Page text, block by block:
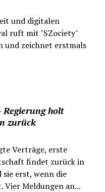
und digitalen
ruft mit "SZociety"
und zeichnet erstmals
Regierung holt
zurück
Verträge, erste
findet zurück in
erst, wenn die
Vier Meldungen an...